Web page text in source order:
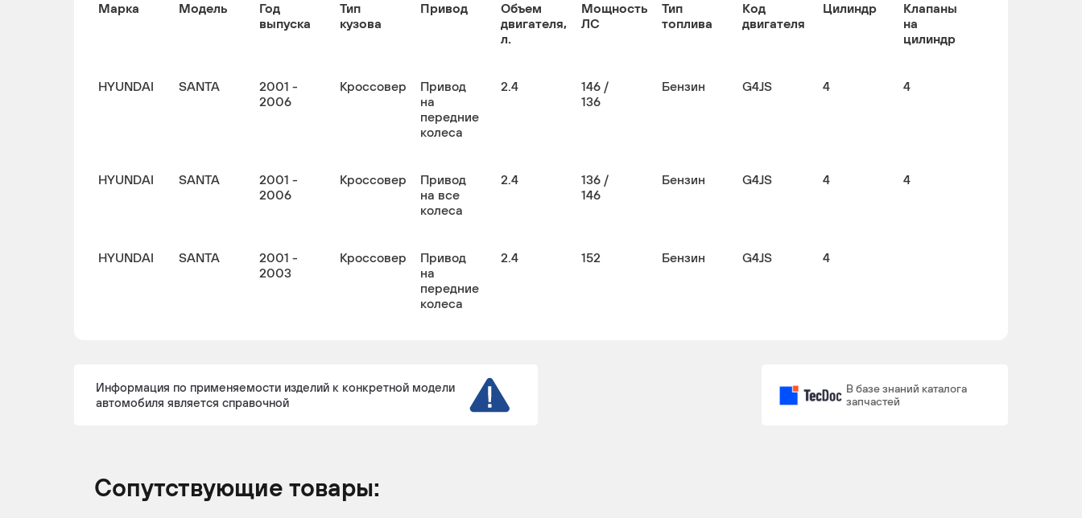
Марка Модель
Год
выпуска
Тип
кузова
Привод
Объем
двигателя,
л.
Мощность
ЛС
Тип
топлива
Код
двигателя
Цилиндр
Клапаны
на
цилиндр
HYUNDAI SANTA
2001 -
2006
Кроссовер
Привод
на
передние
колеса
2.4
146 /
136
Бензин G4JS 4 4
HYUNDAI SANTA
2001 -
2006
Кроссовер
Привод
на все
колеса
2.4
136 /
146
Бензин G4JS 4 4
HYUNDAI SANTA
2001 -
2003
Кроссовер
Привод
на
передние
колеса
2.4 152 Бензин G4JS 4
Информация по применяемости изделий к конкретной модели
автомобиля является справочной
В базе знаний каталога
запчастей
Сопутствующие товары: